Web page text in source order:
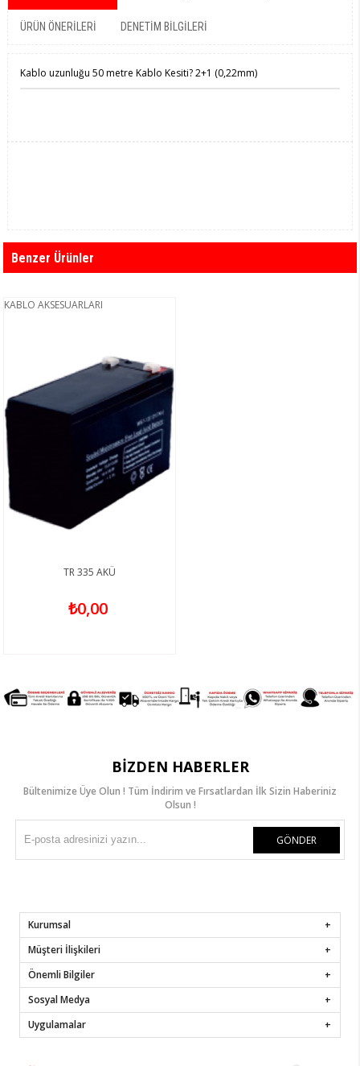
ÜRÜN ÖNERILERI DENETIM BILGILERI
Kablo uzunluğu 50 metre Kablo Kesiti? 2+1 (0,22mm)
Benzer Ürünler
KABLO AKSESUARLARI
TR 335 AKÜ
₺0,00
BIZDEN HABERLER
Bültenimize Üye Olun ! Tüm İndirim ve Fırsatlardan İlk Sizin Haberiniz
Olsun !
GÖNDER
Kurumsal
Müşteri İlişkileri
Önemli Bilgiler
Sosyal Medya
Uygulamalar